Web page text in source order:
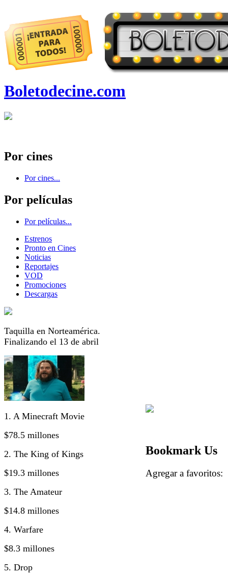
Boletodecine.com
Por cines
Por cines...
Por películas
Por películas...
Estrenos
Pronto en Cines
Noticias
Reportajes
VOD
Promociones
Descargas
Taquilla en Norteamérica.
Finalizando el 13 de abril
1. A Minecraft Movie
$78.5 millones
2. The King of Kings
$19.3 millones
3. The Amateur
$14.8 millones
4. Warfare
$8.3 millones
5. Drop
Bookmark Us
Agregar a